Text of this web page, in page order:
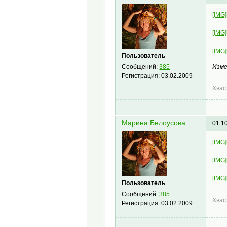
Пользователь
Сообщений:385
Регистрация:03.02.2009
Марина Белоусова
Пользователь
Сообщений:385
Регистрация:03.02.2009